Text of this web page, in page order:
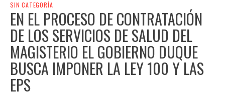
SIN CATEGORÍA
EN EL PROCESO DE CONTRATACIÓN
DE LOS SERVICIOS DE SALUD DEL
MAGISTERIO EL GOBIERNO DUQUE
BUSCA IMPONER LA LEY 100 Y LAS
EPS